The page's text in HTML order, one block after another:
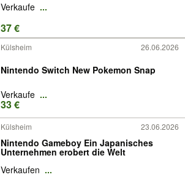
Verkaufe ...
37 €
Külsheim 26.06.2026
Nintendo Switch New Pokemon Snap
Verkaufe ...
33 €
Külsheim 23.06.2026
Nintendo Gameboy Ein Japanisches
Unternehmen erobert die Welt
Verkaufen ...